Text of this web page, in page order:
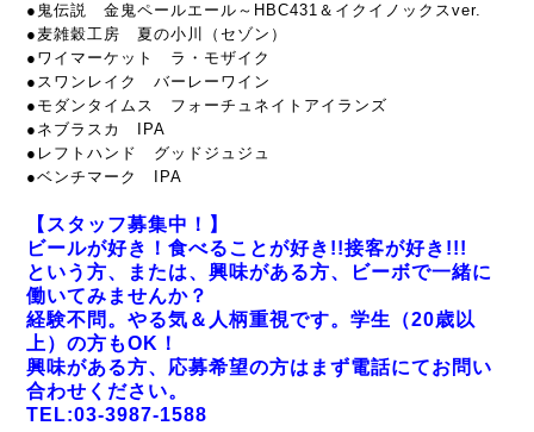
●鬼伝説 金鬼ペールエール～HBC431＆イクイノックスver.
●麦雑穀工房 夏の小川（セゾン）
●ワイマーケット ラ・モザイク
●スワンレイク バーレーワイン
●モダンタイムス フォーチュネイトアイランズ
●ネブラスカ IPA
●レフトハンド グッドジュジュ
●ベンチマーク IPA
【スタッフ募集中！】
ビールが好き！食べることが好き!!接客が好き!!!
という方、または、興味がある方、ビーボで一緒に
働いてみませんか？
経験不問。やる気＆人柄重視です。学生（20歳以
上）の方もOK！
興味がある方、応募希望の方はまず電話にてお問い
合わせください。
TEL:03-3987-1588